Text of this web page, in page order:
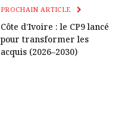
Lien
PROCHAIN ARTICLE
Côte d’Ivoire : le CP9 lancé
pour transformer les
acquis (2026–2030)